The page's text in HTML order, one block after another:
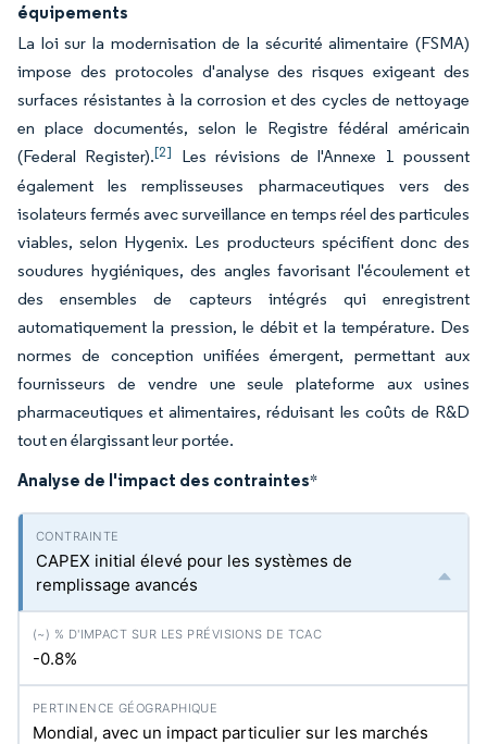
équipements
La loi sur la modernisation de la sécurité alimentaire (FSMA)
impose des protocoles d'analyse des risques exigeant des
surfaces résistantes à la corrosion et des cycles de nettoyage
en place documentés, selon le Registre fédéral américain
(Federal Register).[2]
Les révisions de l'Annexe 1 poussent
également les remplisseuses pharmaceutiques vers des
isolateurs fermés avec surveillance en temps réel des particules
viables, selon Hygenix. Les producteurs spécifient donc des
soudures hygiéniques, des angles favorisant l'écoulement et
des ensembles de capteurs intégrés qui enregistrent
automatiquement la pression, le débit et la température. Des
normes de conception unifiées émergent, permettant aux
fournisseurs de vendre une seule plateforme aux usines
pharmaceutiques et alimentaires, réduisant les coûts de R&D
tout en élargissant leur portée.
Analyse de l'impact des contraintes*
CAPEX initial élevé pour les systèmes de
remplissage avancés
-0.8%
Mondial, avec un impact particulier sur les marchés